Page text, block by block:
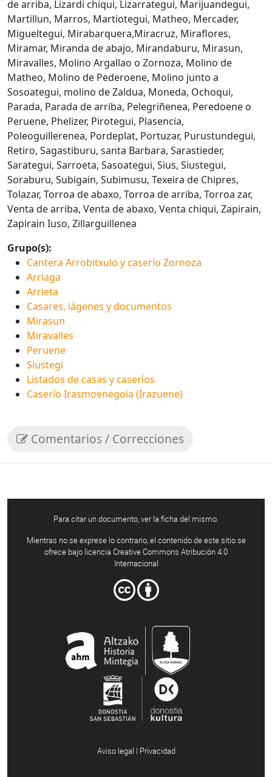
de arriba, Lizardi chiqui, Lizarrategui, Marijuandegui,
Martillun, Marros, Martiotegui, Matheo, Mercader,
Migueltegui, Mirabarquera,Miracruz, Miraflores,
Miramar, Miranda de abajo, Mirandaburu, Mirasun,
Miravalles, Molino Argallao o Zornoza, Molino de
Matheo, Molino de Pederoene, Molino junto a
Sosoategui, molino de Zaldua, Moneda, Ochoqui,
Parada, Parada de arriba, Pelegriñenea, Peredoene o
Peruene, Phelizer, Pirotegui, Plasencia,
Poleoguillerenea, Pordeplat, Portuzar, Purustundegui,
Retiro, Sagastiburu, santa Barbara, Sarastieder,
Sarategui, Sarroeta, Sasoategui, Sius, Siustegui,
Soraburu, Subigain, Subimusu, Texeira de Chipres,
Tolazar, Torroa de abaxo, Torroa de arriba, Torroa zar,
Venta de arriba, Venta de abaxo, Venta chiqui, Zapirain,
Zapirain Iuso, Zillarguillenea
Grupo(s):
Cantera Arrobitxulo y caserío Zornoza
Arriaga
Arrieta
Casares, iágenes y documentos
Mirasun
Miravalles
Peruene
Siustegi
Listados de casas y caseríos
Caserío Irasmoenegoia (Irazuene)
Comentarios / Correcciones
Para citar un documento, ver la ficha del mismo.
Mientras no se exprese lo contrario, el contenido de este sitio se
ofrece bajo licencia Creative Commons Atribución 4.0
Internacional
Aviso legal | Privacidad